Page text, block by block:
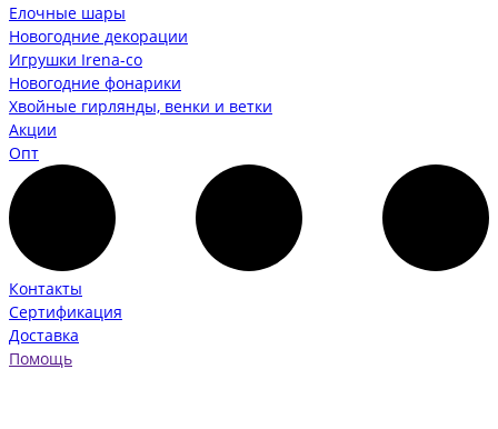
Елочные шары
Новогодние декорации
Игрушки Irena-co
Новогодние фонарики
Хвойные гирлянды, венки и ветки
Акции
Опт
Контакты
Сертификация
Доставка
Помощь